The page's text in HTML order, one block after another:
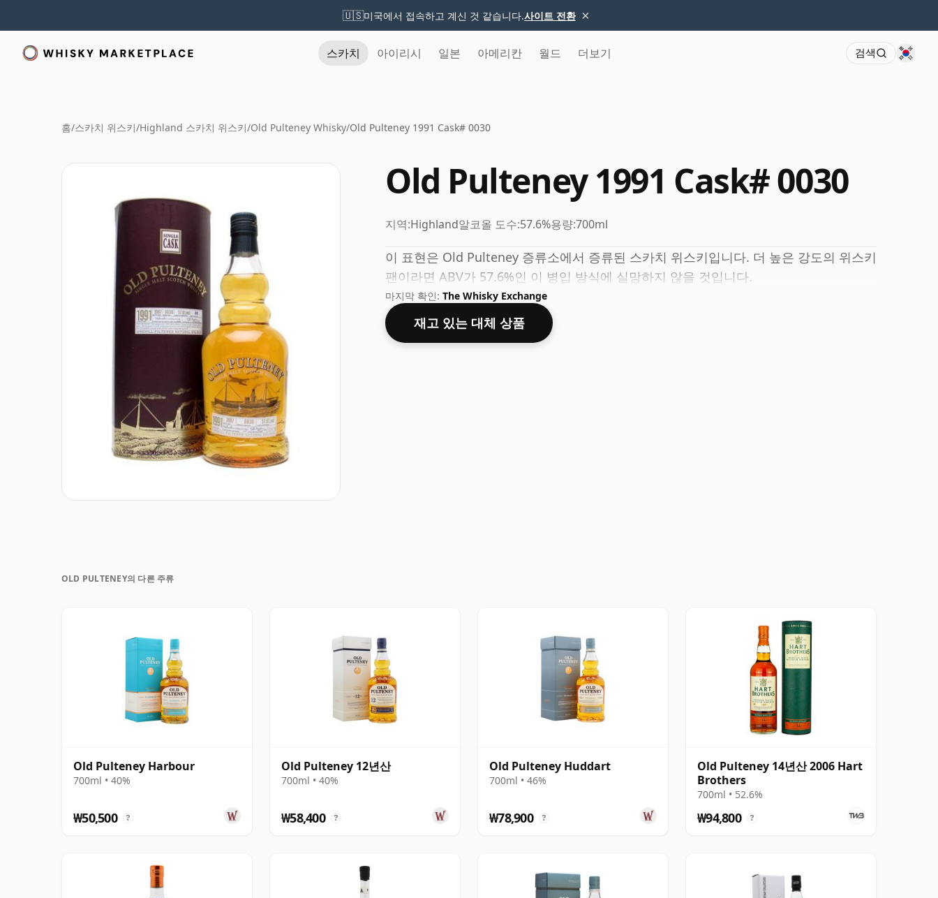
🇺🇸미국에서 접속하고 계신 것 같습니다.사이트 전환 ×
스카치 아이리시 일본 아메리칸 월드 더보기 검색
홈/스카치 위스키/Highland 스카치 위스키/Old Pulteney Whisky/Old Pulteney 1991 Cask# 0030
Old Pulteney 1991 Cask# 0030
지역:Highland알코올 도수:57.6%용량:700ml
이 표현은 Old Pulteney 증류소에서 증류된 스카치 위스키입니다. 더 높은 강도의 위스키
팬이라면 ABV가 57.6%인 이 병입 방식에 실망하지 않을 것입니다.
마지막 확인: The Whisky Exchange
재고 있는 대체 상품
OLD PULTENEY의 다른 주류
Old Pulteney Harbour
700ml • 40%
₩50,500 ?
Old Pulteney 12년산
700ml • 40%
₩58,400 ?
Old Pulteney Huddart
700ml • 46%
₩78,900 ?
Old Pulteney 14년산 2006 Hart
Brothers
700ml • 52.6%
₩94,800 ?